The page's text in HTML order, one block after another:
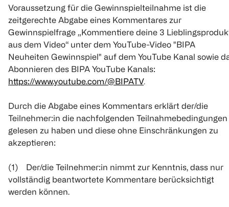
Voraussetzung für die Gewinnspielteilnahme ist die
zeitgerechte Abgabe eines Kommentares zur
Gewinnspielfrage „Kommentiere deine 3
aus dem Video“ unter dem YouTube-Video "BIPA
Neuheiten Gewinnspiel" auf dem YouTube Kanal sowie
Abonnieren des BIPA YouTube Kanals:
https://www.youtube.com/@BIPATV.
Durch die Abgabe eines Kommentars erklärt der/die
Teilnehmer:in die nachfolgenden Teilnahmebedingungen
gelesen zu haben und diese ohne Einschränkungen zu
akzeptieren:
(1) Der/die Teilnehmer:in nimmt zur Kenntnis, dass nur
vollständig beantwortete Kommentare berücksichtigt
werden können.